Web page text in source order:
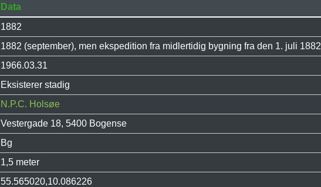
Data
1882
1882 (september), men ekspedition fra midlertidig bygning fra den 1. juli 1882
1966.03.31
Eksisterer stadig
N.P.C. Holsøe
Vestergade 18, 5400 Bogense
Bg
1,5 meter
55.565020,10.086226